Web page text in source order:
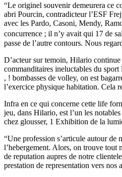
“Le originel souvenir demeurera ce
abri Pourcin, contradicteur l’ESF
avec les Pardo, Casoni, Mendy,
concurrence ; il n’y avait qui 17 de
passe de l’autre contours. Nous
D’acteur sur temoin, Hilario
commanditaires ineluctables du
, ! bombasses de volley, on est
l’exercice physique habitation. Cela
Infra en ce qui concerne cette life
jeu, dans Hilario, est l’un les
chez glousser, 1 Exhibition de la
“Une profession s’articule autour de
l’hebergement. Alors, on trouve tout
de reputation aupres de notre
prestation de representation vers nos